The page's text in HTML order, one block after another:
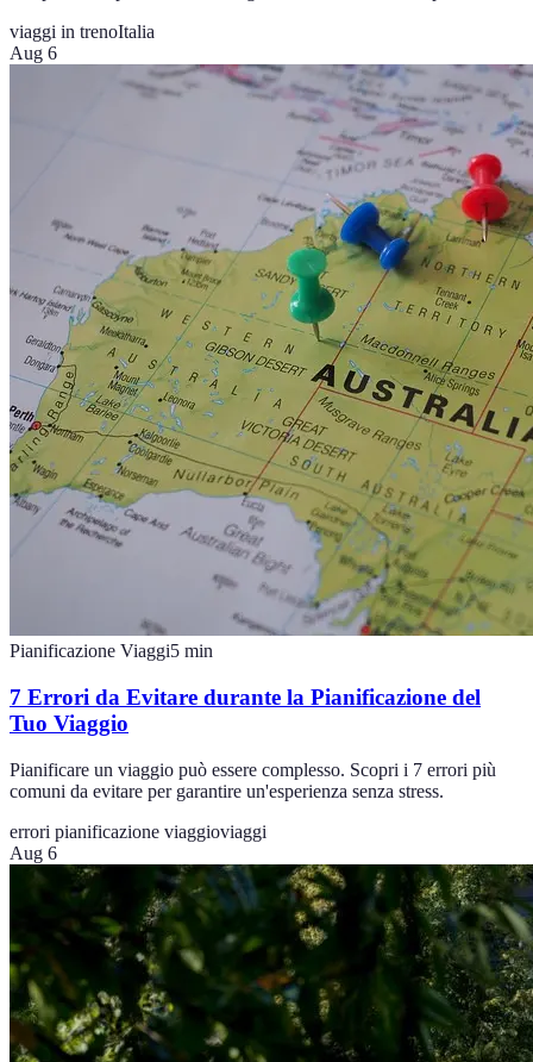
viaggi in trenoItalia
Aug 6
Pianificazione Viaggi5 min
7 Errori da Evitare durante la Pianificazione del
Tuo Viaggio
Pianificare un viaggio può essere complesso. Scopri i 7 errori più
comuni da evitare per garantire un'esperienza senza stress.
errori pianificazione viaggioviaggi
Aug 6